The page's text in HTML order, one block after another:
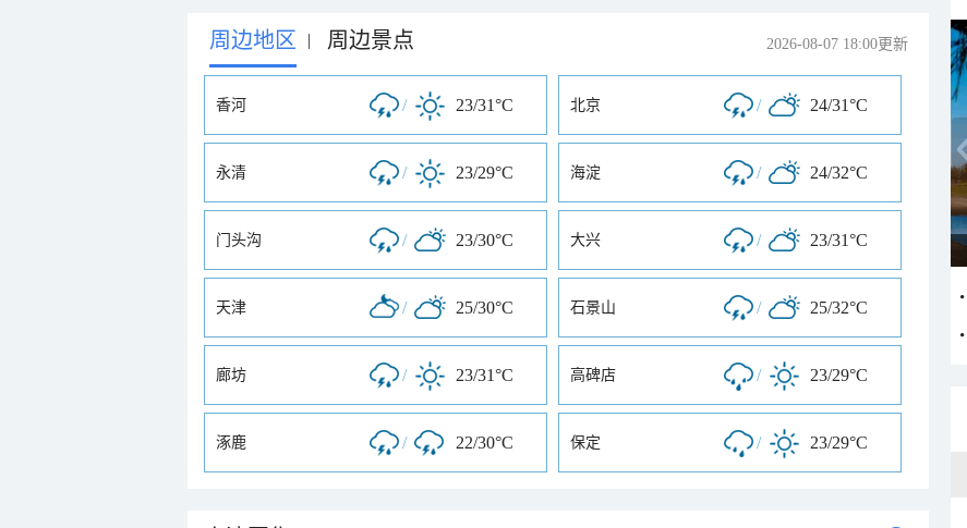
周边地区 | 周边景点 2026-08-07 18:00更新
香河 / 23/31°C 北京 / 24/31°C
永清 / 23/29°C 海淀 / 24/32°C
门头沟 / 23/30°C 大兴 / 23/31°C
天津 / 25/30°C 石景山 / 25/32°C
廊坊 / 23/31°C 高碑店 / 23/29°C
涿鹿 / 22/30°C 保定 / 23/29°C